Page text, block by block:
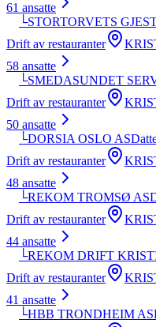
61 ansatte
└STORTORVETS
Drift av restauranter
58 ansatte
└SMEDASUNDET
Drift av restauranter
50 ansatte
└DORSIA OSLO AS
Drift av restauranter
48 ansatte
└REKOM TROMSØ AS
Drift av restauranter
44 ansatte
└REKOM DRIFT
Drift av restauranter
41 ansatte
└HBB TRONDHEIM AS